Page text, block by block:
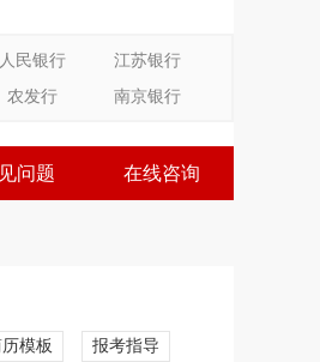
人民银行
江苏银行
农发行 南京银行
问题 在线咨询
模板 报考指导